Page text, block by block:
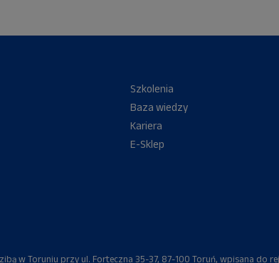
Szkolenia
Baza wiedzy
Kariera
E-Sklep
w Toruniu przy ul. Forteczna 35-37, 87-100 Toruń, wpisana do